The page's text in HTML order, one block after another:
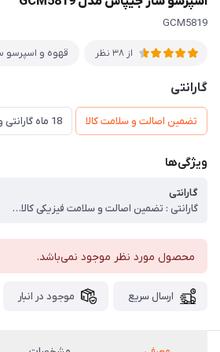
GCM5819
از 38 نظر قهوه و اسپرسو
گارانتی
تضمین اصالت و سلامت کالا 18 ماه گارانتی و 60 ماه خدمات پس از فروش و ضمانت تعویض
ویژگی‌ها
گارانتی
گارانتی : تضمین اصالت و سلامت فیزیکی کالا (اورجینال)
محصول مورد نظر موجود نمی‌باشد.
ارسال سریع موجود در انبار